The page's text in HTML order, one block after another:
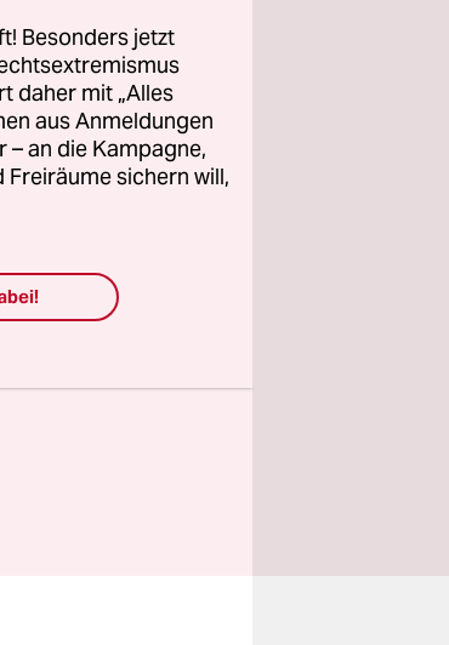
Besonders jetzt
daher mit „Alles
aus Anmeldungen
– an die Kampagne,
sichern will,